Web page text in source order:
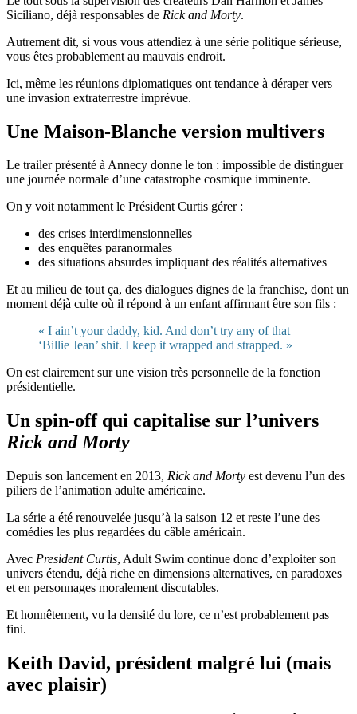
Siciliano, déjà responsables de Rick and Morty.
Autrement dit, si vous vous attendiez à une série politique sérieuse,
vous êtes probablement au mauvais endroit.
Ici, même les réunions diplomatiques ont tendance à déraper vers
une invasion extraterrestre imprévue.
Une Maison-Blanche version multivers
Le trailer présenté à Annecy donne le ton : impossible de distinguer
une journée normale d’une catastrophe cosmique imminente.
On y voit notamment le Président Curtis gérer :
des crises interdimensionnelles
des enquêtes paranormales
des situations absurdes impliquant des réalités alternatives
Et au milieu de tout ça, des dialogues dignes de la franchise, dont un
moment déjà culte où il répond à un enfant affirmant être son fils :
« I ain’t your daddy, kid. And don’t try any of that
‘Billie Jean’ shit. I keep it wrapped and strapped. »
On est clairement sur une vision très personnelle de la fonction
présidentielle.
Un spin-off qui capitalise sur l’univers
Rick and Morty
Depuis son lancement en 2013, Rick and Morty est devenu l’un des
piliers de l’animation adulte américaine.
La série a été renouvelée jusqu’à la saison 12 et reste l’une des
comédies les plus regardées du câble américain.
Avec President Curtis, Adult Swim continue donc d’exploiter son
univers étendu, déjà riche en dimensions alternatives, en paradoxes
et en personnages moralement discutables.
Et honnêtement, vu la densité du lore, ce n’est probablement pas
fini.
Keith David, président malgré lui (mais
avec plaisir)